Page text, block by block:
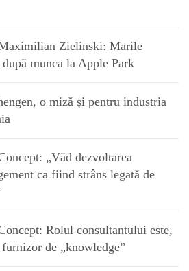
Zielinski: Marile
munca la Apple Park
o miză și pentru industria
„Văd dezvoltarea
ca fiind strâns legată de
Rolul consultantului este,
de „knowledge”